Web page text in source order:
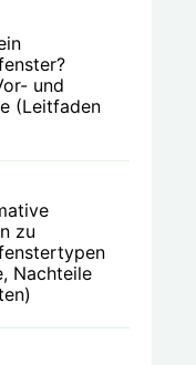
und
(Leitfaden
zu
Nachteile